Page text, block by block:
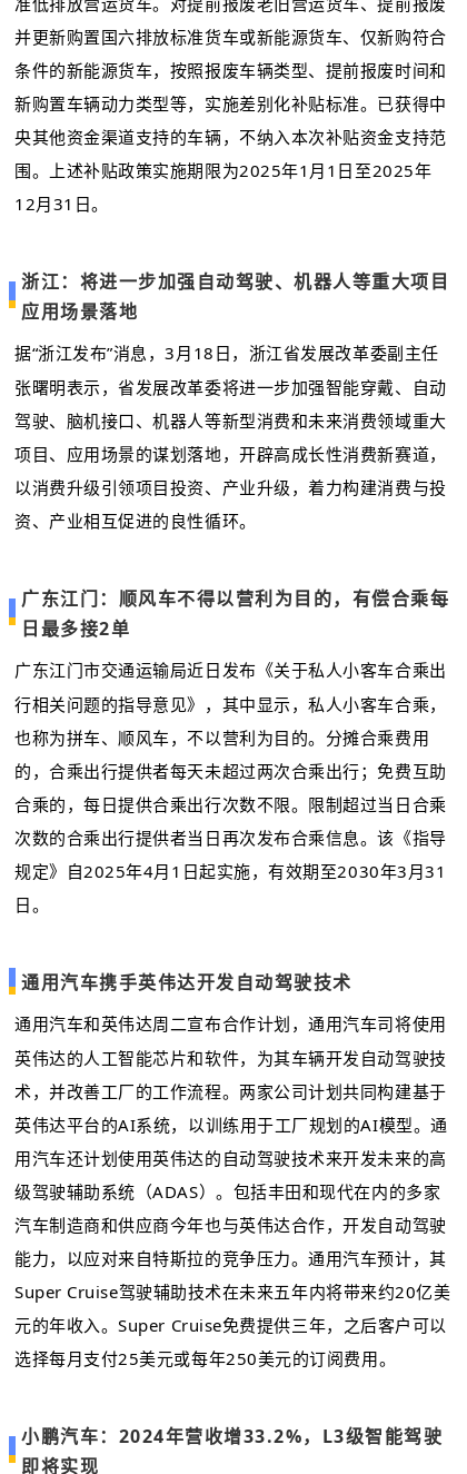
并更新购置国六排放标准货车或新能源货车、仅新购符合
条件的新能源货车，按照报废车辆类型、提前报废时间和
新购置车辆动力类型等，实施差别化补贴标准。已获得中
央其他资金渠道支持的车辆，不纳入本次补贴资金支持范
围。上述补贴政策实施期限为2025年1月1日至2025年
12月31日。
浙江：将进一步加强自动驾驶、机器人等重大项目
应用场景落地
据“浙江发布”消息，3月18日，浙江省发展改革委副主任
张曙明表示，省发展改革委将进一步加强智能穿戴、自动
驾驶、脑机接口、机器人等新型消费和未来消费领域重大
项目、应用场景的谋划落地，开辟高成长性消费新赛道，
以消费升级引领项目投资、产业升级，着力构建消费与投
资、产业相互促进的良性循环。
广东江门：顺风车不得以营利为目的，有偿合乘每
日最多接2单
广东江门市交通运输局近日发布《关于私人小客车合乘出
行相关问题的指导意见》，其中显示，私人小客车合乘，
也称为拼车、顺风车，不以营利为目的。分摊合乘费用
的，合乘出行提供者每天未超过两次合乘出行；免费互助
合乘的，每日提供合乘出行次数不限。限制超过当日合乘
次数的合乘出行提供者当日再次发布合乘信息。该《指导
规定》自2025年4月1日起实施，有效期至2030年3月31
日。
通用汽车携手英伟达开发自动驾驶技术
通用汽车和英伟达周二宣布合作计划，通用汽车司将使用
英伟达的人工智能芯片和软件，为其车辆开发自动驾驶技
术，并改善工厂的工作流程。两家公司计划共同构建基于
英伟达平台的AI系统，以训练用于工厂规划的AI模型。通
用汽车还计划使用英伟达的自动驾驶技术来开发未来的高
级驾驶辅助系统（ADAS）。包括丰田和现代在内的多家
汽车制造商和供应商今年也与英伟达合作，开发自动驾驶
能力，以应对来自特斯拉的竞争压力。通用汽车预计，其
Super Cruise驾驶辅助技术在未来五年内将带来约20亿美
元的年收入。Super Cruise免费提供三年，之后客户可以
选择每月支付25美元或每年250美元的订阅费用。
小鹏汽车：2024年营收增33.2%，L3级智能驾驶
即将实现